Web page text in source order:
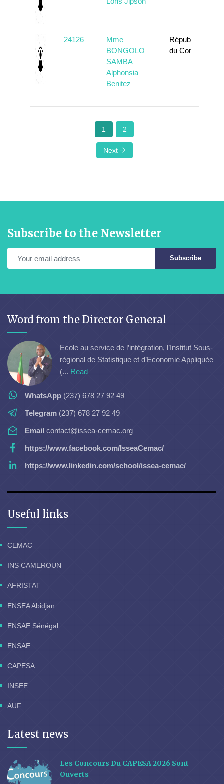
24126
Mme
BONGOLO
SAMBA
Alphonsia
Benitez
République
du Congo
1 2
Next
Subscribe to the Newsletter
Subscribe
Word from the Director General
Ecole au service de l’intégration, l’Institut Sous-
régional de Statistique et d’Economie Appliquée
(... Read
WhatsApp (237) 678 27 92 49
Telegram (237) 678 27 92 49
Email contact@issea-cemac.org
https://www.facebook.com/IsseaCemac/
https://www.linkedin.com/school/issea-cemac/
Useful links
CEMAC
INS CAMEROUN
AFRISTAT
ENSEA Abidjan
ENSAE Sénégal
ENSAE
CAPESA
INSEE
AUF
Latest news
Les Concours Du CAPESA 2026 Sont
Ouverts